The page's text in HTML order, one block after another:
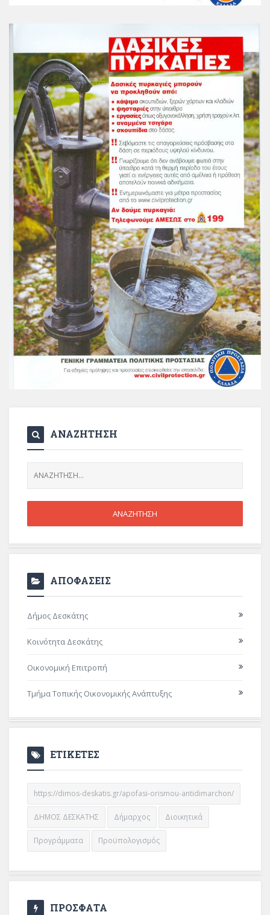
ΑΝΑΖΗΤΗΣΗ
ΑΠΟΦΑΣΕΙΣ
Δήμος Δεσκάτης
Κοινότητα Δεσκάτης
Οικονομική Επιτροπή
Τμήμα Τοπικής Οικονομικής Ανάπτυξης
ΕΤΙΚΕΤΕΣ
https://dimos-deskatis.gr/apofasi-orismou-antidimarchon/
ΔΗΜΟΣ ΔΕΣΚΑΤΗΣ Δήμαρχος Διοικητικά
Προγράμματα Προϋπολογισμός
ΠΡΟΣΦΑΤΑ